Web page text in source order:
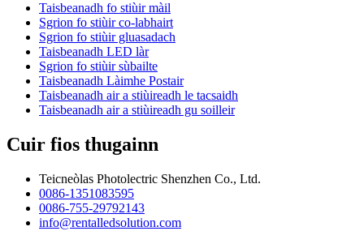
Taisbeanadh fo stiùir màil
Sgrion fo stiùir co-labhairt
Sgrion fo stiùir gluasadach
Taisbeanadh LED làr
Sgrion fo stiùir sùbailte
Taisbeanadh Làimhe Postair
Taisbeanadh air a stiùireadh le tacsaidh
Taisbeanadh air a stiùireadh gu soilleir
Cuir fios thugainn
Teicneòlas Photolectric Shenzhen Co., Ltd.
0086-1351083595
0086-755-29792143
info@rentalledsolution.com